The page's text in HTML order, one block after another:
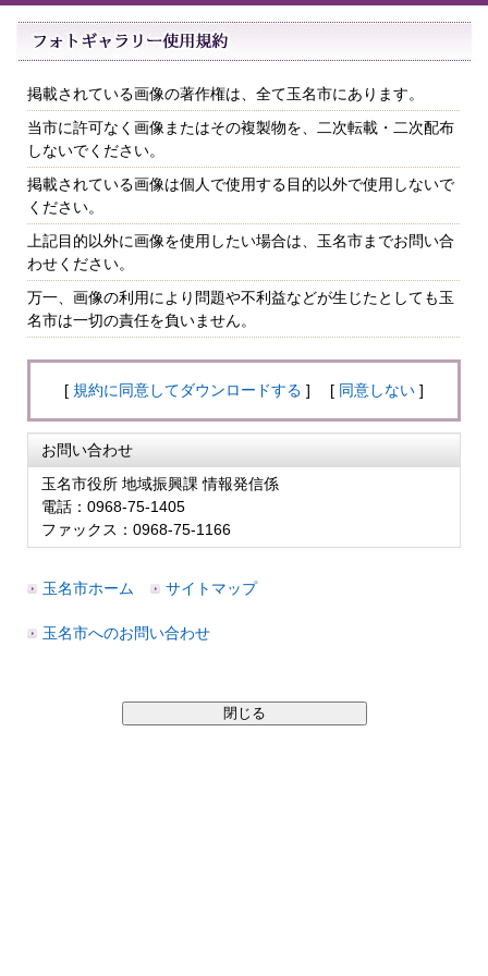
掲載されている画像の著作権は、全て玉名市にあります。
当市に許可なく画像またはその複製物を、二次転載・二次配布
しないでください。
掲載されている画像は個人で使用する目的以外で使用しないで
ください。
上記目的以外に画像を使用したい場合は、玉名市までお問い合
わせください。
万一、画像の利用により問題や不利益などが生じたとしても玉
名市は一切の責任を負いません。
[ 規約に同意してダウンロードする ] [ 同意しない ]
お問い合わせ
玉名市役所 地域振興課 情報発信係
電話：0968-75-1405
ファックス：0968-75-1166
玉名市ホーム サイトマップ
玉名市へのお問い合わせ